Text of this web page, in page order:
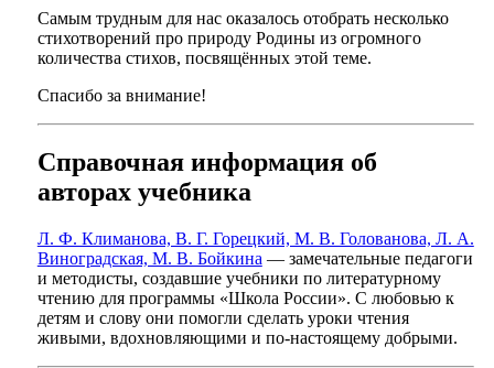
Самым трудным для нас оказалось отобрать несколько
стихотворений про природу Родины из огромного
количества стихов, посвящённых этой теме.
Спасибо за внимание!
Справочная информация об
авторах учебника
Л. Ф. Климанова, В. Г. Горецкий, М. В. Голованова, Л. А.
Виноградская, М. В. Бойкина — замечательные педагоги
и методисты, создавшие учебники по литературному
чтению для программы «Школа России». С любовью к
детям и слову они помогли сделать уроки чтения
живыми, вдохновляющими и по-настоящему добрыми.